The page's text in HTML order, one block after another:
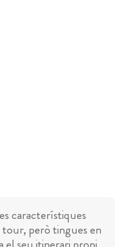
característiques
però tingues en